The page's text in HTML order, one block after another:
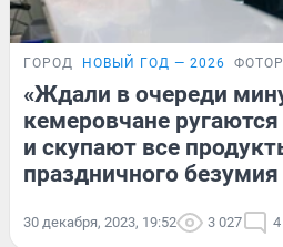
ГОРОД НОВЫЙ ГОД — 2026
«Ждали в очереди
кемеровчане
и скупают все
праздничного безумия
30 декабря, 2023, 19:52 3 027 4